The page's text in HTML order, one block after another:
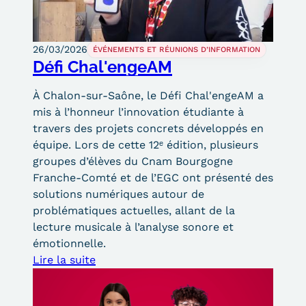
26/03/2026 ÉVÉNEMENTS ET RÉUNIONS D’INFORMATION
Défi Chal'engeAM
À Chalon-sur-Saône, le Défi Chal'engeAM a
mis à l’honneur l’innovation étudiante à
travers des projets concrets développés en
équipe. Lors de cette 12ᵉ édition, plusieurs
groupes d’élèves du Cnam Bourgogne
Franche-Comté et de l’EGC ont présenté des
solutions numériques autour de
problématiques actuelles, allant de la
lecture musicale à l’analyse sonore et
émotionnelle.
Lire la suite